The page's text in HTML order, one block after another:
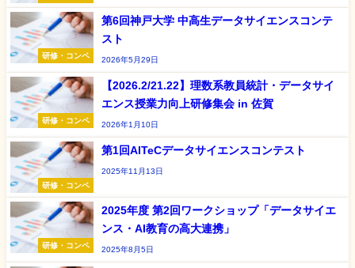
研修・コンペ
第6回神戸大学 中高生データサイエンスコンテ
スト
2026年5月29日
研修・コンペ
【2026.2/21.22】理数系教員統計・データサイ
エンス授業力向上研修集会 in 佐賀
2026年1月10日
研修・コンペ
第1回AITeCデータサイエンスコンテスト
2025年11月13日
研修・コンペ
2025年度 第2回ワークショップ「データサイエ
ンス・AI教育の高大連携」
2025年8月5日